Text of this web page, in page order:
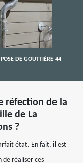
DE GOUTTIÈRE 44
réfection de la
de La
?
état. En fait, il est
de réaliser ces